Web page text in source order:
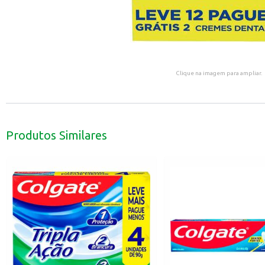
Clique na imagem para ampliar.
Produtos Similares